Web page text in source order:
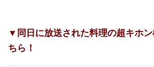
▼同日に放送された料理の超キホン
ちら！